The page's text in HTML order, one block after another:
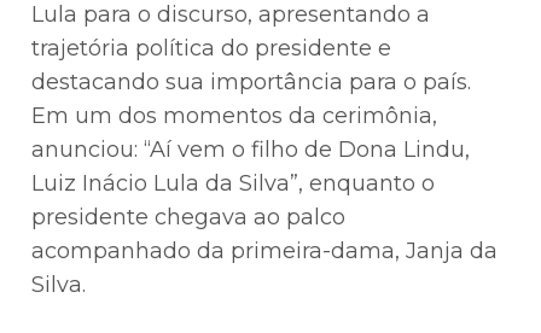
Lula para o discurso, apresentando a
trajetória política do presidente e
destacando sua importância para o país.
Em um dos momentos da cerimônia,
anunciou: “Aí vem o filho de Dona Lindu,
Luiz Inácio Lula da Silva”, enquanto o
presidente chegava ao palco
acompanhado da primeira-dama, Janja da
Silva.